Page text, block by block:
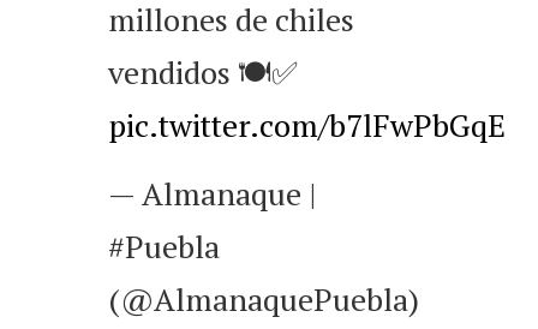
millones de chiles
vendidos 🍽️✅
pic.twitter.com/b7lFwPbGqE
— Almanaque |
#Puebla
(@AlmanaquePuebla)